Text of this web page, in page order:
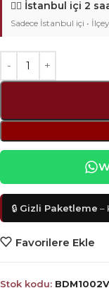
🚴‍♂️ İstanbul içi 2
Sadece İstanbul içi •
🔒 Gizli Paketleme –
Favorilere Ekle
Stok kodu: